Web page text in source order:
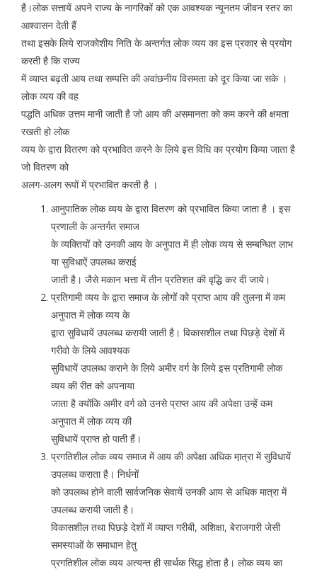
है।लोक सत्तायें अपने राज्य के नागरिकों को एक आवश्यक न्यूनतम जीवन स्तर का
आश्वासन देती हैं
तथा इसके लिये राजकोशीय निति के अन्तर्गत लोक व्यय का इस प्रकार से प्रयोग
करती है कि राज्य
में व्याप्त बढ़ती आय तथा सम्पत्ति की अवांछनीय विसमता को दूर किया जा सके ।
लोक व्यय की वह
पद्धति अधिक उत्तम मानी जाती है जो आय की असमानता को कम करने की क्षमता
रखती हो लोक
व्यय के द्वारा वितरण को प्रभावित करने के लिये इस विधि का प्रयोग किया जाता है
जो वितरण को
अलग-अलग रूपों में प्रभावित करती है ।
आनुपातिक लोक व्यय के द्वारा वितरण को प्रभावित किया जाता है । इस
प्रणाली के अन्तर्गत समाज
के व्यक्तियों को उनकी आय के अनुपात में ही लोक व्यय से सम्बन्धित लाभ
या सुविधाऐं उपलब्ध कराई
जाती है। जैसे मकान भत्ता में तीन प्रतिशत की वृद्धि कर दी जाये।
प्रतिगामी व्यय के द्वारा समाज के लोगों को प्राप्त आय की तुलना में कम
अनुपात में लोक व्यय के
द्वारा सुविधायें उपलब्ध करायी जाती है। विकासशील तथा पिछड़े देशों में
गरीवो के लिये आवश्यक
सुविधायें उपलब्ध कराने के लिये अमीर वर्ग के लिये इस प्रतिगामी लोक
व्यय की रीत को अपनाया
जाता है क्योंकि अमीर वर्ग को उनसे प्राप्त आय की अपेक्षा उन्हें कम
अनुपात में लोक व्यय की
सुविधायें प्राप्त हो पाती हैं।
प्रगतिशील लोक व्यय समाज में आय की अपेक्षा अधिक मा़त्रा में सुविधायें
उपलब्ध कराता है। निर्धनों
को उपलब्ध होने वाली सार्वजनिक सेवायें उनकी आय से अधिक मात्रा में
उपलब्ध करायी जाती है।
विकासशील तथा पिछड़े देशों में व्याप्त गरीबी, अशिक्षा, बेराजगारी जेसी
समस्याओं के समाधान हेतु
प्रगतिशील लोक व्यय अत्यन्त ही सार्थक सिद्ध होता है। लोक व्यय का